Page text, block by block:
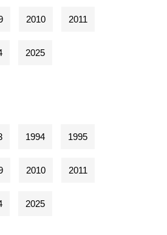
2010 2011
2025
1994 1995
2010 2011
2025